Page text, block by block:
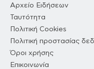
Αρχείο Ειδήσεων
Ταυτότητα
Πολιτική Cookies
Πολιτική προστασίας
Όροι χρήσης
Επικοινωνία